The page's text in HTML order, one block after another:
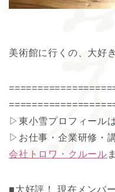
美術館に行くの、大好
▷東小雪プロフィール
▷お仕事・企業研修・
会社トロワ・クルール
■大好評！ 現在メンバ